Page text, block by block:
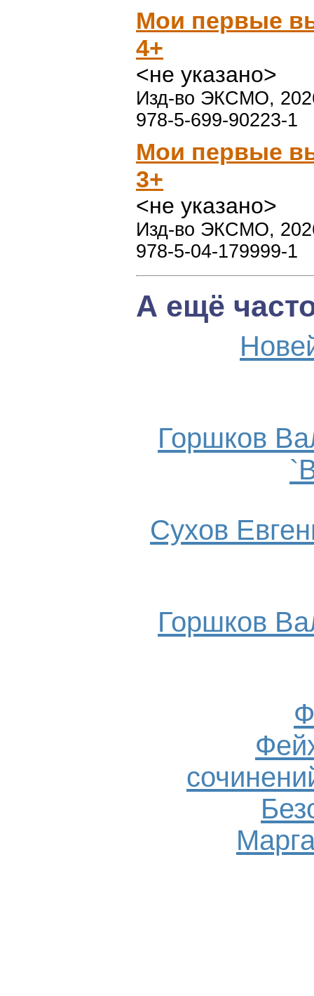
Мои первые
4+
<не указано>
Изд-во ЭКСМО,
978-5-699-90223-1
Мои первые
3+
<не указано>
Изд-во ЭКСМО,
978-5-04-179999-1
А ещё
Горшков
Сухов
Горшков